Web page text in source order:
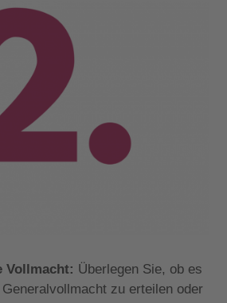
Vollmacht: Überlegen Sie, ob es
zu erteilen oder